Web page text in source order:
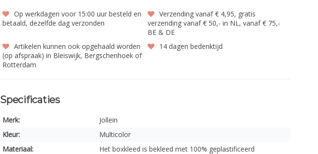
Op werkdagen voor 15:00 uur besteld en
betaald, dezelfde dag verzonden
Verzending vanaf € 4,95, gratis
verzending vanaf € 50,- in NL, vanaf € 75,-
BE & DE
Artikelen kunnen ook opgehaald worden
(op afspraak) in Bleiswijk, Bergschenhoek of
Rotterdam
14 dagen bedenktijd
Specificaties
Merk:
Jollein
Kleur:
Multicolor
Materiaal:
Het boxkleed is bekleed met 100% geplastificeerd